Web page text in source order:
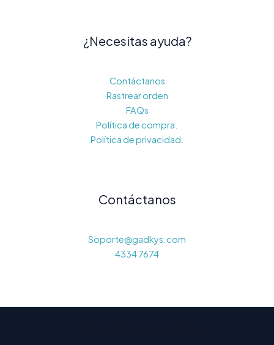
¿Necesitas ayuda?
Contáctanos
Rastrear orden
FAQs
Política de compra.
Política de privacidad.
Contáctanos
Soporte@gadkys.com
4334 7674